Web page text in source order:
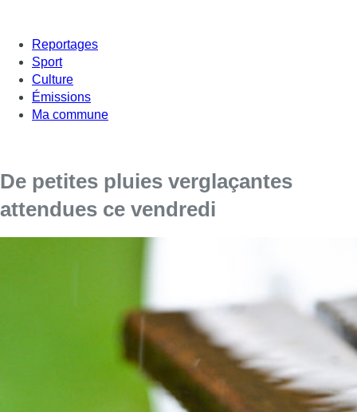
Reportages
Sport
Culture
Émissions
Ma commune
De petites pluies verglaçantes
attendues ce vendredi